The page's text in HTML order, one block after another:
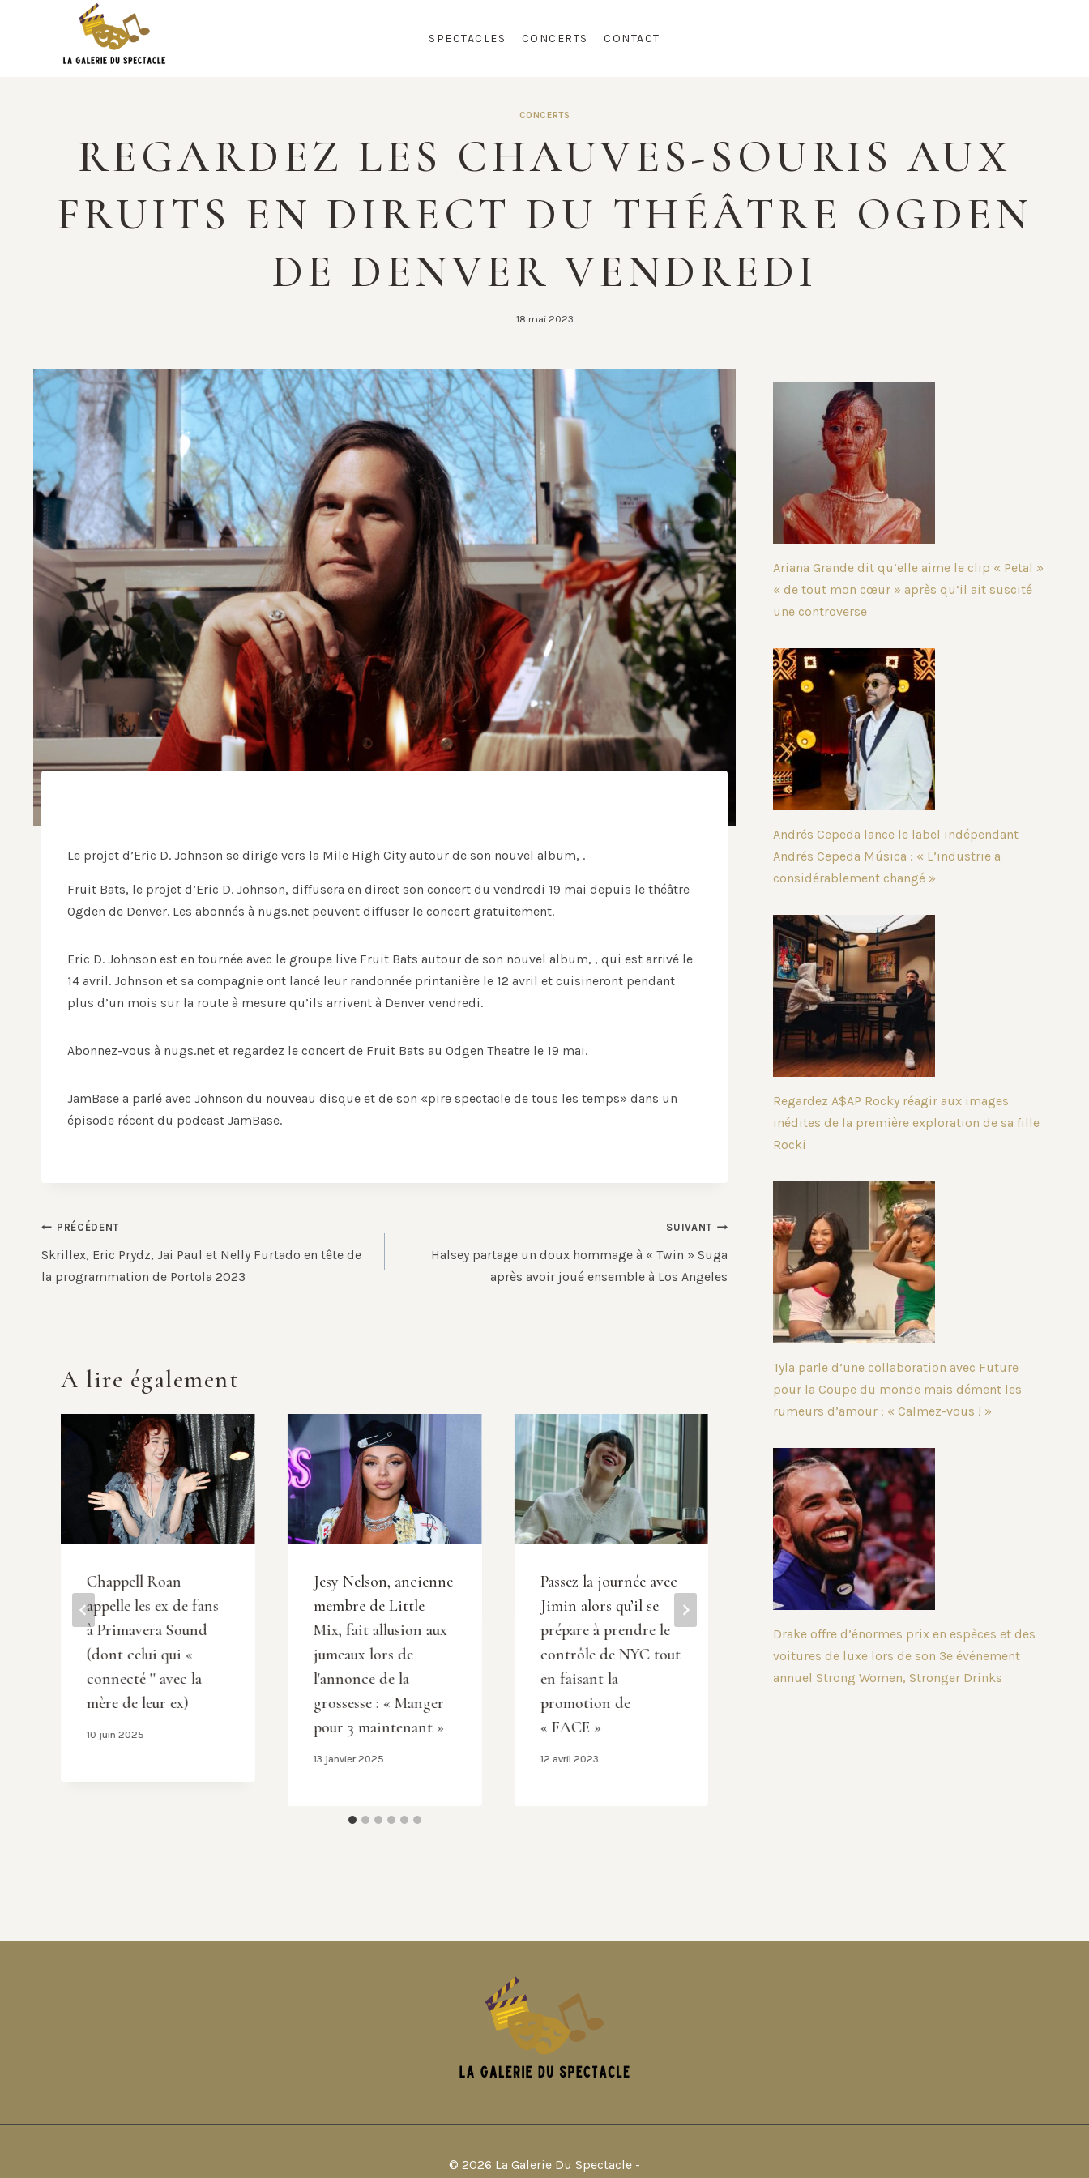
SPECTACLES CONCERTS CONTACT
CONCERTS
REGARDEZ LES CHAUVES-SOURIS AUX
FRUITS EN DIRECT DU THÉÂTRE OGDEN
DE DENVER VENDREDI
18 mai 2023
Le projet d’Eric D. Johnson se dirige vers la Mile High City autour de son nouvel album, .
Fruit Bats, le projet d’Eric D. Johnson, diffusera en direct son concert du vendredi 19 mai depuis le théâtre
Ogden de Denver. Les abonnés à nugs.net peuvent diffuser le concert gratuitement.
Eric D. Johnson est en tournée avec le groupe live Fruit Bats autour de son nouvel album, , qui est arrivé le
14 avril. Johnson et sa compagnie ont lancé leur randonnée printanière le 12 avril et cuisineront pendant
plus d’un mois sur la route à mesure qu’ils arrivent à Denver vendredi.
Abonnez-vous à nugs.net et regardez le concert de Fruit Bats au Odgen Theatre le 19 mai.
JamBase a parlé avec Johnson du nouveau disque et de son «pire spectacle de tous les temps» dans un
épisode récent du podcast JamBase.
Navigation
de
l’article
PRÉCÉDENT
Skrillex, Eric Prydz, Jai Paul et Nelly Furtado en tête de
la programmation de Portola 2023
SUIVANT
Halsey partage un doux hommage à « Twin » Suga
après avoir joué ensemble à Los Angeles
A lire également
Chappell Roan
appelle les ex de fans
à Primavera Sound
(dont celui qui «
connecté '' avec la
mère de leur ex)
10 juin 2025
Jesy Nelson, ancienne
membre de Little
Mix, fait allusion aux
jumeaux lors de
l'annonce de la
grossesse : « Manger
pour 3 maintenant »
13 janvier 2025
Passez la journée avec
Jimin alors qu’il se
prépare à prendre le
contrôle de NYC tout
en faisant la
promotion de
« FACE »
12 avril 2023
Kim Kardashian dit
que sa fille North est
à nouveau «obsédée»
par elle après avoir
été «folle» contre son
les nominés
Helen Hayes
2026
Ariana Grande dit qu’elle aime le clip « Petal »
« de tout mon cœur » après qu’il ait suscité
une controverse
Andrés Cepeda lance le label indépendant
Andrés Cepeda Música : « L’industrie a
considérablement changé »
Regardez A$AP Rocky réagir aux images
inédites de la première exploration de sa fille
Rocki
Tyla parle d’une collaboration avec Future
pour la Coupe du monde mais dément les
rumeurs d’amour : « Calmez-vous ! »
Drake offre d’énormes prix en espèces et des
voitures de luxe lors de son 3e événement
annuel Strong Women, Stronger Drinks
© 2026 La Galerie Du Spectacle -